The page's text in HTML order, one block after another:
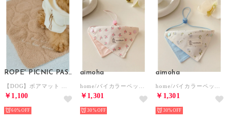
ROPE' PICNIC PASSAGE
￥1,100
60%
aimoha
￥1,301
30%
aimoha
￥1,301
30%